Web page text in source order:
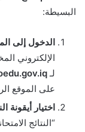
البسيطة:
الدخول إلى
الإلكتروني
لـ
على الموقع
اختيار أيقونة
“النتائج